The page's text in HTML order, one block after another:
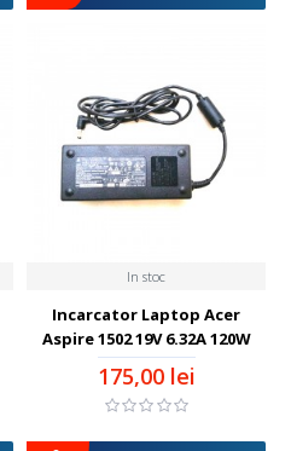
In stoc
Incarcator Laptop Acer
Aspire 1502 19V 6.32A 120W
175,00 lei